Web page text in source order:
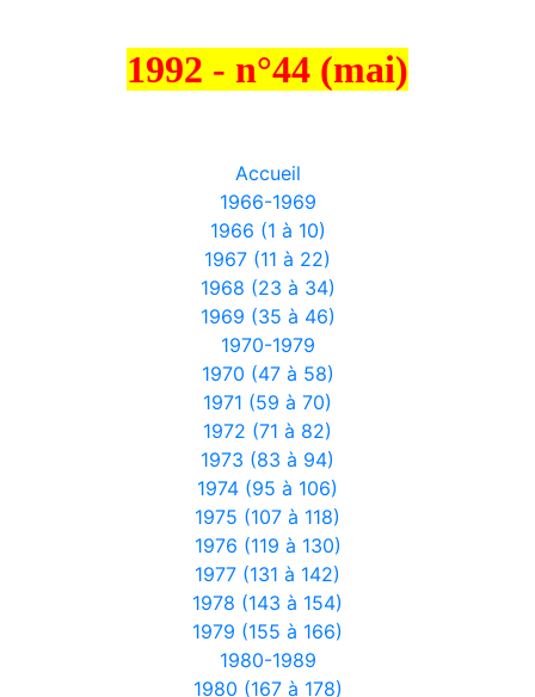
1992 - n°44 (mai)
Accueil
1966-1969
1966 (1 à 10)
1967 (11 à 22)
1968 (23 à 34)
1969 (35 à 46)
1970-1979
1970 (47 à 58)
1971 (59 à 70)
1972 (71 à 82)
1973 (83 à 94)
1974 (95 à 106)
1975 (107 à 118)
1976 (119 à 130)
1977 (131 à 142)
1978 (143 à 154)
1979 (155 à 166)
1980-1989
1980 (167 à 178)